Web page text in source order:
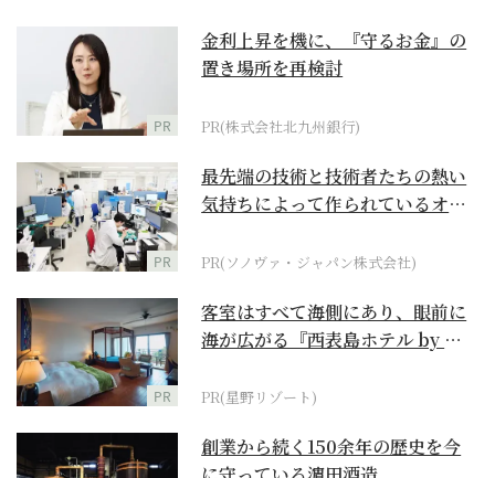
PR
金利上昇を機に、『守るお金』の
置き場所を再検討
PR(株式会社北九州銀行)
PR
最先端の技術と技術者たちの熱い
気持ちによって作られているオー
PR(ソノヴァ・ジャパン株式会社)
PR
客室はすべて海側にあり、眼前に
海が広がる『西表島ホテル by 星
PR(星野リゾート)
創業から続く150余年の歴史を今